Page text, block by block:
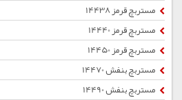
مستربچ قرمز 14438
مستربچ قرمز 14440
مستربچ قرمز 14450
مستربچ بنفش 14470
مستربچ بنفش 14490